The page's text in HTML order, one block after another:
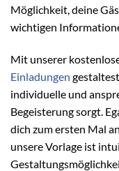
Möglichkeit, deine
wichtigen
Mit unserer
Einladungen
individuelle und
Begeisterung sorgt.
dich zum ersten Mal
unsere Vorlage ist